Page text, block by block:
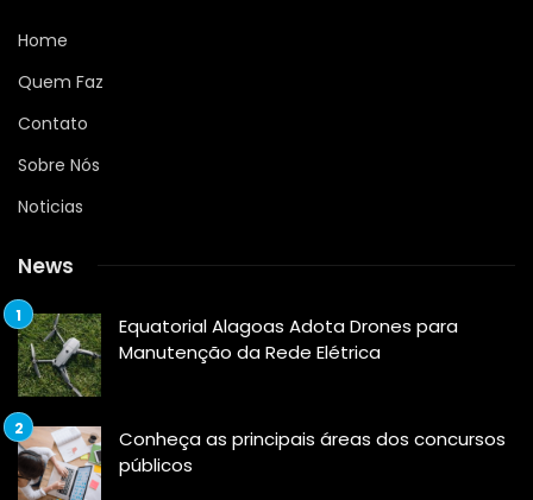
Home
Quem Faz
Contato
Sobre Nós
Noticias
News
Equatorial Alagoas Adota Drones para
Manutenção da Rede Elétrica
Conheça as principais áreas dos concursos
públicos